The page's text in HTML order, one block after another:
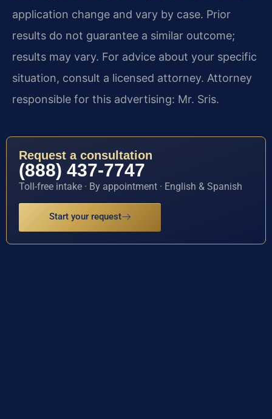
application change and vary by case. Prior
results do not guarantee a similar outcome;
results may vary. For advice about your specific
situation, consult a licensed attorney. Attorney
responsible for this advertising: Mr. Sris.
Request a consultation
(888) 437-7747
Toll-free intake · By appointment · English & Spanish
Start your request